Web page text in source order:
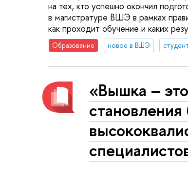
на тех, кто успешно окончил
в магистратуре ВШЭ в рамках
как проходит обучение и каких
Образование новое в ВШЭ
«Вышка –